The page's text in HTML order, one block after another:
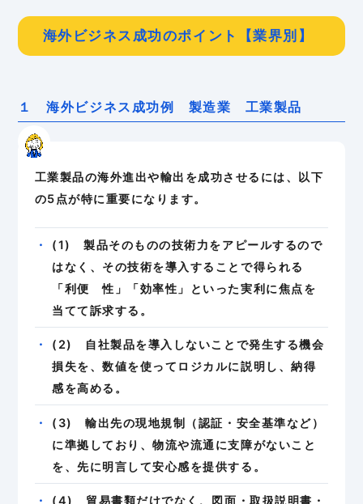
海外ビジネス成功のポイント【業界別】
１ 海外ビジネス成功例 製造業 工業製品
工業製品の海外進出や輸出を成功させるには、以下
の5点が特に重要になります。
(1) 製品そのものの技術力をアピールするので
はなく、その技術を導入することで得られる
「利便 性」「効率性」といった実利に焦点を
当てて訴求する。
(2) 自社製品を導入しないことで発生する機会
損失を、数値を使ってロジカルに説明し、納得
感を高める。
(3) 輸出先の現地規制（認証・安全基準など）
に準拠しており、物流や流通に支障がないこと
を、先に明言して安心感を提供する。
(4) 貿易書類だけでなく、図面・取扱説明書・